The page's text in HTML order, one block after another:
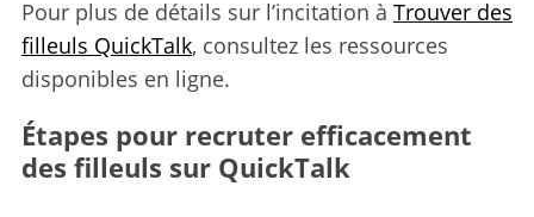
Pour plus de détails sur l’incitation à Trouver des
filleuls QuickTalk, consultez les ressources
disponibles en ligne.
Étapes pour recruter efficacement
des filleuls sur QuickTalk